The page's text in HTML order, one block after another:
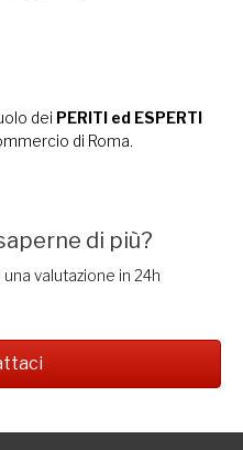
dei PERITI ed ESPERTI
di Roma.
di più?
valutazione in 24h